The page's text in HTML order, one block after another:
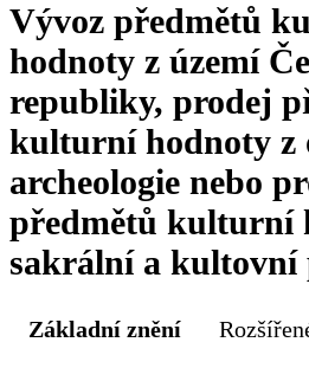
Vývoz předmětů
hodnoty z území
republiky, prodej
kulturní hodnoty z
archeologie nebo
předmětů kulturní
sakrální a kultovní
Základní znění